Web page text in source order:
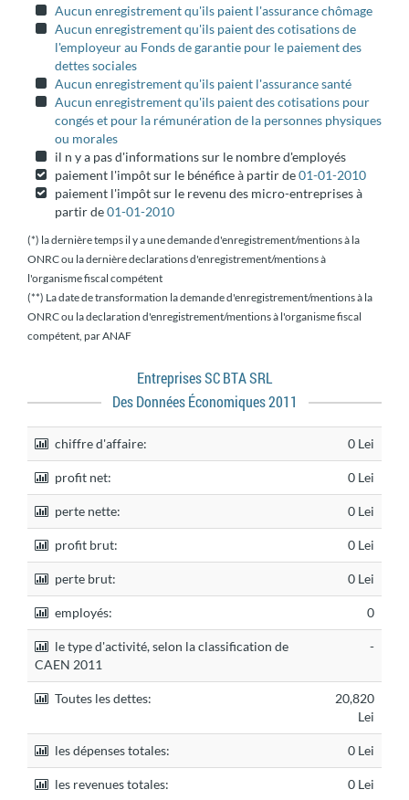
Aucun enregistrement qu'ils paient l'assurance chômage
Aucun enregistrement qu'ils paient des cotisations de
l'employeur au Fonds de garantie pour le paiement des
dettes sociales
Aucun enregistrement qu'ils paient l'assurance santé
Aucun enregistrement qu'ils paient des cotisations pour
congés et pour la rémunération de la personnes physiques
ou morales
il n y a pas d'informations sur le nombre d'employés
paiement l'impôt sur le bénéfice à partir de01-01-2010
paiement l'impôt sur le revenu des micro-entreprises à
partir de01-01-2010
(*) la dernière temps il y a une demande d'enregistrement/mentions à la
ONRC ou la dernière declarations d'enregistrement/mentions à
l'organisme fiscal compétent
(**) La date de transformation la demande d'enregistrement/mentions à la
ONRC ou la declaration d'enregistrement/mentions à l'organisme fiscal
compétent, par ANAF
Entreprises SC BTA SRL
Des Données Économiques 2011
chiffre d'affaire: 0 Lei
profit net: 0 Lei
perte nette: 0 Lei
profit brut: 0 Lei
perte brut: 0 Lei
employés: 0
le type d'activité, selon la classification de
CAEN 2011
-
Toutes les dettes:
20,820
Lei
les dépenses totales: 0 Lei
les revenues totales: 0 Lei